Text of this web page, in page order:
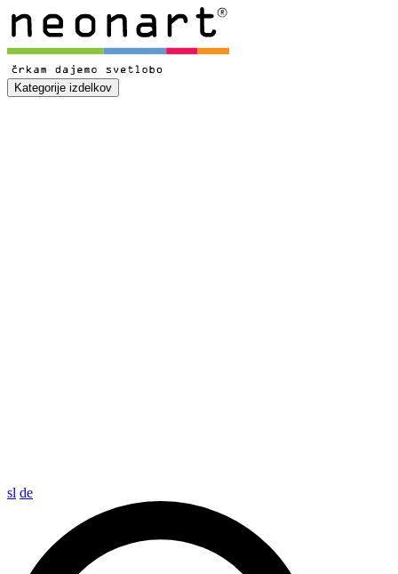
Kategorije izdelkov
sl de